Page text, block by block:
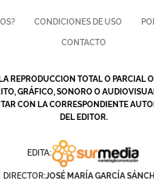
CONDICIONES DE USO
CONTACTO
REPRODUCCION TOTAL O PARCIAL
GRÁFICO, SONORO O
CON LA CORRESPONDIENTE
DEL EDITOR.
EDITA:
DIRECTOR:JOSÉ MARÍA GARCÍA